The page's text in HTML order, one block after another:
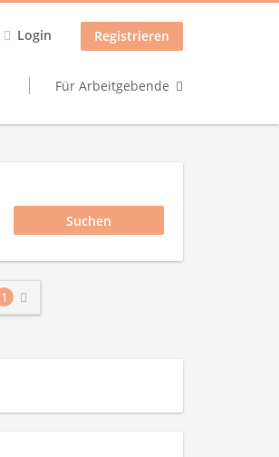
Login Registrieren
Für Arbeitgebende
1